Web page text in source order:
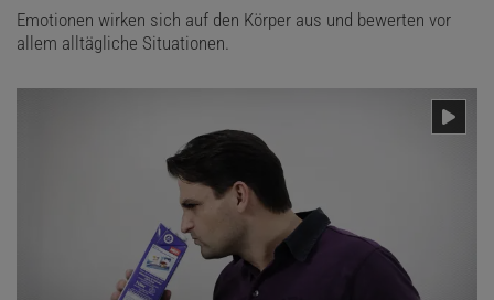
Emotionen wirken sich auf den Körper aus und bewerten vor
allem alltägliche Situationen.